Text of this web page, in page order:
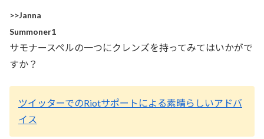
>>Janna
Summoner1
サモナースペルの一つにクレンズを持ってみてはいかがで
すか？
ツイッターでのRiotサポートによる素晴らしいアドバ
イス